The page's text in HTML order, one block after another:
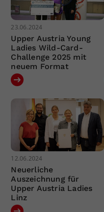
23.06.2024
Upper Austria Young
Ladies Wild-Card-
Challenge 2025 mit
neuem Format
12.06.2024
Neuerliche
Auszeichnung für
Upper Austria Ladies
Linz